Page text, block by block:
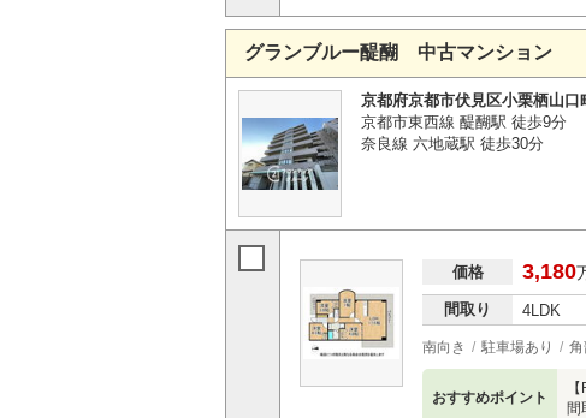
グランブルー醍醐 中古マンション
京都府京都市伏見区小栗栖山口
京都市東西線 醍醐駅 徒歩9分
奈良線 六地蔵駅 徒歩30分
価格 3,180
間取り 4LDK
南向き 駐車場あり 角
おすすめポイント
間